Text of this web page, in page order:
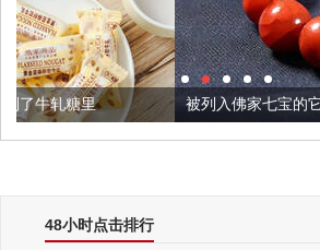
被列入佛家七宝的它到底有多美？
48小时点击排行